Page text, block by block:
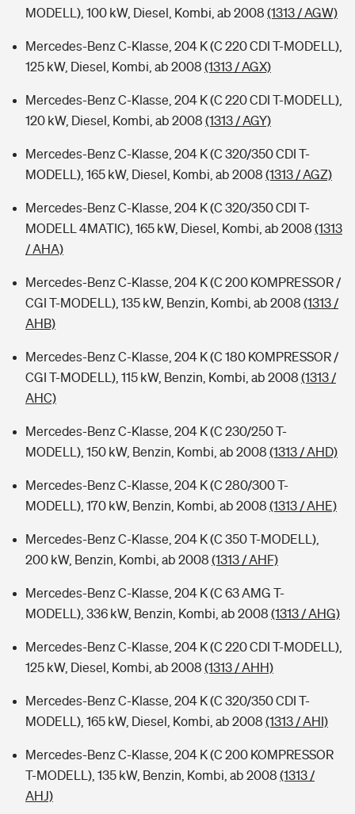
MODELL), 100 kW, Diesel, Kombi, ab 2008 (1313 / AGW)
Mercedes-Benz C-Klasse, 204 K (C 220 CDI T-MODELL),
125 kW, Diesel, Kombi, ab 2008 (1313 / AGX)
Mercedes-Benz C-Klasse, 204 K (C 220 CDI T-MODELL),
120 kW, Diesel, Kombi, ab 2008 (1313 / AGY)
Mercedes-Benz C-Klasse, 204 K (C 320/350 CDI T-
MODELL), 165 kW, Diesel, Kombi, ab 2008 (1313 / AGZ)
Mercedes-Benz C-Klasse, 204 K (C 320/350 CDI T-
MODELL 4MATIC), 165 kW, Diesel, Kombi, ab 2008 (1313
/ AHA)
Mercedes-Benz C-Klasse, 204 K (C 200 KOMPRESSOR /
CGI T-MODELL), 135 kW, Benzin, Kombi, ab 2008 (1313 /
AHB)
Mercedes-Benz C-Klasse, 204 K (C 180 KOMPRESSOR /
CGI T-MODELL), 115 kW, Benzin, Kombi, ab 2008 (1313 /
AHC)
Mercedes-Benz C-Klasse, 204 K (C 230/250 T-
MODELL), 150 kW, Benzin, Kombi, ab 2008 (1313 / AHD)
Mercedes-Benz C-Klasse, 204 K (C 280/300 T-
MODELL), 170 kW, Benzin, Kombi, ab 2008 (1313 / AHE)
Mercedes-Benz C-Klasse, 204 K (C 350 T-MODELL),
200 kW, Benzin, Kombi, ab 2008 (1313 / AHF)
Mercedes-Benz C-Klasse, 204 K (C 63 AMG T-
MODELL), 336 kW, Benzin, Kombi, ab 2008 (1313 / AHG)
Mercedes-Benz C-Klasse, 204 K (C 220 CDI T-MODELL),
125 kW, Diesel, Kombi, ab 2008 (1313 / AHH)
Mercedes-Benz C-Klasse, 204 K (C 320/350 CDI T-
MODELL), 165 kW, Diesel, Kombi, ab 2008 (1313 / AHI)
Mercedes-Benz C-Klasse, 204 K (C 200 KOMPRESSOR
T-MODELL), 135 kW, Benzin, Kombi, ab 2008 (1313 /
AHJ)